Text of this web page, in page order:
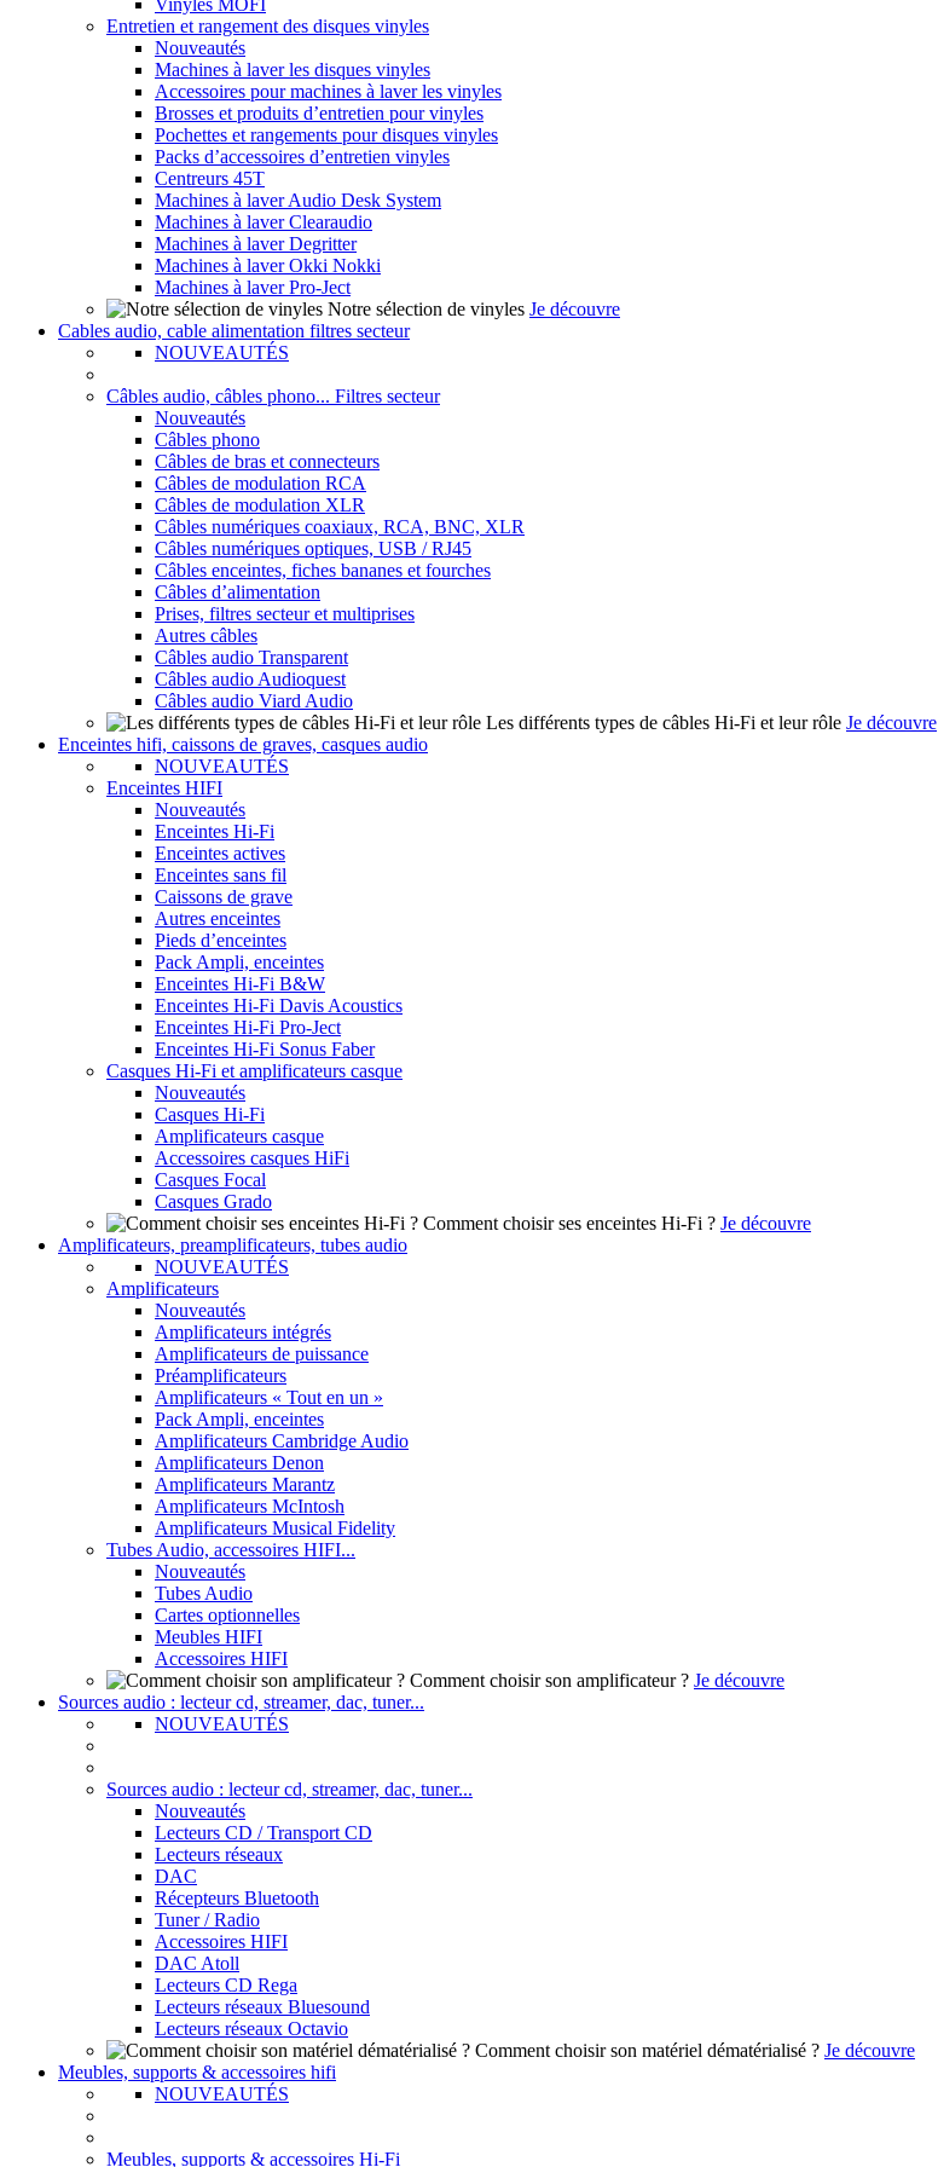
Vinyles MOFI
Entretien et rangement des disques vinyles
Nouveautés
Machines à laver les disques vinyles
Accessoires pour machines à laver les vinyles
Brosses et produits d’entretien pour vinyles
Pochettes et rangements pour disques vinyles
Packs d’accessoires d’entretien vinyles
Centreurs 45T
Machines à laver Audio Desk System
Machines à laver Clearaudio
Machines à laver Degritter
Machines à laver Okki Nokki
Machines à laver Pro-Ject
Notre sélection de vinyles Je découvre
Cables audio, cable alimentation filtres secteur
NOUVEAUTÉS
Câbles audio, câbles phono... Filtres secteur
Nouveautés
Câbles phono
Câbles de bras et connecteurs
Câbles de modulation RCA
Câbles de modulation XLR
Câbles numériques coaxiaux, RCA, BNC, XLR
Câbles numériques optiques, USB / RJ45
Câbles enceintes, fiches bananes et fourches
Câbles d’alimentation
Prises, filtres secteur et multiprises
Autres câbles
Câbles audio Transparent
Câbles audio Audioquest
Câbles audio Viard Audio
Les différents types de câbles Hi-Fi et leur rôle Je découvre
Enceintes hifi, caissons de graves, casques audio
NOUVEAUTÉS
Enceintes HIFI
Nouveautés
Enceintes Hi-Fi
Enceintes actives
Enceintes sans fil
Caissons de grave
Autres enceintes
Pieds d’enceintes
Pack Ampli, enceintes
Enceintes Hi-Fi B&W
Enceintes Hi-Fi Davis Acoustics
Enceintes Hi-Fi Pro-Ject
Enceintes Hi-Fi Sonus Faber
Casques Hi-Fi et amplificateurs casque
Nouveautés
Casques Hi-Fi
Amplificateurs casque
Accessoires casques HiFi
Casques Focal
Casques Grado
Comment choisir ses enceintes Hi-Fi ? Je découvre
Amplificateurs, preamplificateurs, tubes audio
NOUVEAUTÉS
Amplificateurs
Nouveautés
Amplificateurs intégrés
Amplificateurs de puissance
Préamplificateurs
Amplificateurs « Tout en un »
Pack Ampli, enceintes
Amplificateurs Cambridge Audio
Amplificateurs Denon
Amplificateurs Marantz
Amplificateurs McIntosh
Amplificateurs Musical Fidelity
Tubes Audio, accessoires HIFI...
Nouveautés
Tubes Audio
Cartes optionnelles
Meubles HIFI
Accessoires HIFI
Comment choisir son amplificateur ? Je découvre
Sources audio : lecteur cd, streamer, dac, tuner...
NOUVEAUTÉS
Sources audio : lecteur cd, streamer, dac, tuner...
Nouveautés
Lecteurs CD / Transport CD
Lecteurs réseaux
DAC
Récepteurs Bluetooth
Tuner / Radio
Accessoires HIFI
DAC Atoll
Lecteurs CD Rega
Lecteurs réseaux Bluesound
Lecteurs réseaux Octavio
Comment choisir son matériel dématérialisé ? Je découvre
Meubles, supports & accessoires hifi
NOUVEAUTÉS
Meubles, supports & accessoires Hi-Fi